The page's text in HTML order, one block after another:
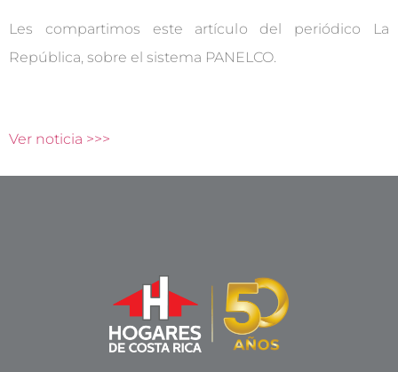
Les compartimos este artículo del periódico La
República, sobre el sistema PANELCO.
Ver noticia >>>